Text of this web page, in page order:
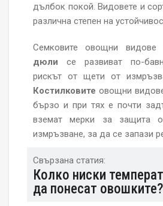
дълбок покой. Видовете и
различна степен на
Семковите овощни видове
дюли се развиват по-
рискът от щети от
Костилковите овощни
бързо и при тях е почти
вземат мерки за защита
измръзване, за да се запази
Свързана статия:
Колко ниски
да понесат овошките?